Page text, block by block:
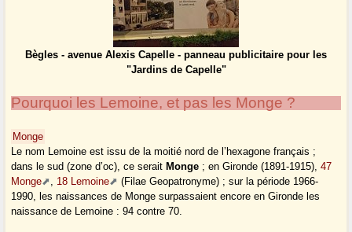
Bègles - avenue Alexis Capelle - panneau publicitaire pour les
"Jardins de Capelle"
Pourquoi les Lemoine, et pas les Monge ?
Monge
Le nom Lemoine est issu de la moitié nord de l’hexagone français ;
dans le sud (zone d’oc), ce serait Monge ; en Gironde (1891-1915),47
Monge
, 18 Lemoine
(Filae Geopatronyme) ; sur la période 1966-
1990, les naissances de Monge surpassaient encore en Gironde les
naissance de Lemoine : 94 contre 70.